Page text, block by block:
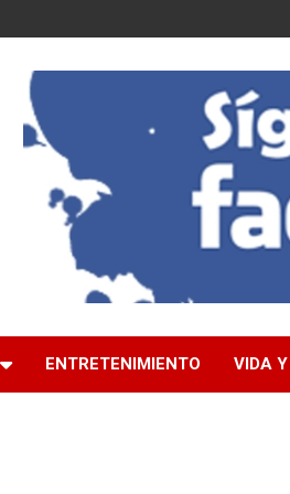
ENTRETENIMIENTO VIDA